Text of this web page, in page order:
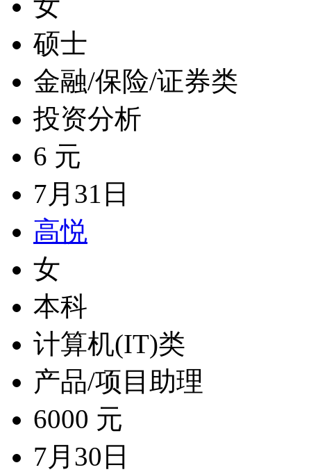
硕士
金融/保险/证券类
投资分析
6 元
7月31日
高悦
女
本科
计算机(IT)类
产品/项目助理
6000 元
7月30日